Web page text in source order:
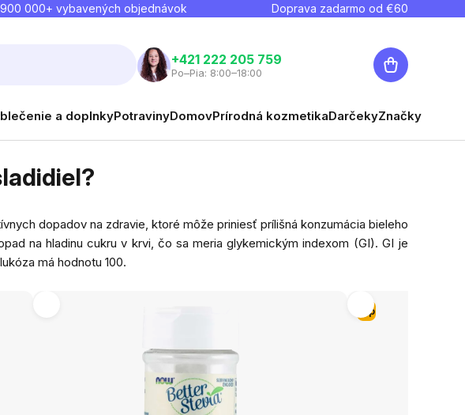
900 000+ vybavených objednávok Doprava zadarmo od €60
+421 222 205 759
Po–Pia: 8:00–18:00
Nákupný
košík
a doplnkyPotravinyDomovPrírodná kozmetikaDarčekyZnačky
dopadov na zdravie, ktoré môže priniesť prílišná konzumácia bieleho
na hladinu cukru v krvi, čo sa meria glykemickým indexom (GI). GI je
má hodnotu 100.
Tip